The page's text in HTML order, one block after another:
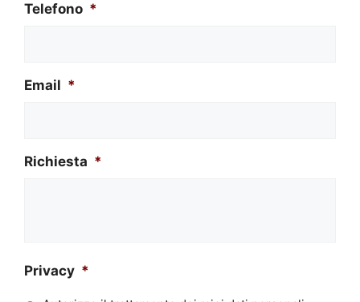
Telefono *
Email *
Richiesta *
Privacy *